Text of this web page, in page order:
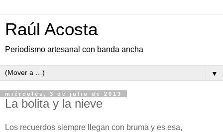
Raúl Acosta
Periodismo artesanal con banda ancha
▼
miércoles, 3 de julio de 2013
La bolita y la nieve
Los recuerdos siempre llegan con bruma y es esa,